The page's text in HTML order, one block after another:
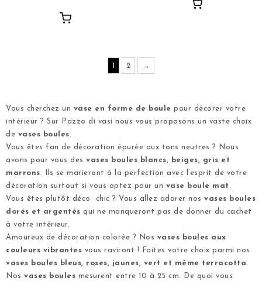
1 2 →
Vous cherchez un vase en forme de boule pour décorer votre
intérieur ? Sur
Pazzo di vasi nous vous proposons un vaste choix
de vases boules.
Vous êtes fan de décoration épurée aux tons neutres ? Nous
avons pour vous des vases boules blancs, beiges, gris et
marrons. Ils se marieront à la perfection avec l’esprit de votre
décoration surtout si vous optez pour un vase boule mat .
Vous êtes plutôt déco chic ? Vous allez adorer nos vases boules
dorés et argentés qui ne manqueront pas de donner du cachet
à votre intérieur.
Amoureux de décoration colorée ? Nos vases boules aux
couleurs vibrantes vous raviront ! Faites votre choix parmi nos
vases boules bleus, roses, jaunes, vert et même terracotta.
Nos vases boules mesurent entre 10 à 25 cm. De quoi vous